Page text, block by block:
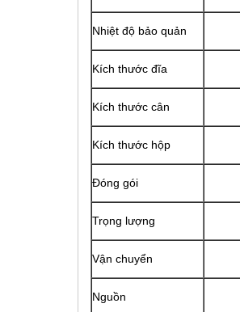
Nhiệt độ bảo quản
Kích thước đĩa
Kích thước cân
Kích thước hộp
Đóng gói
Trọng lượng
Vận chuyển
Nguồn